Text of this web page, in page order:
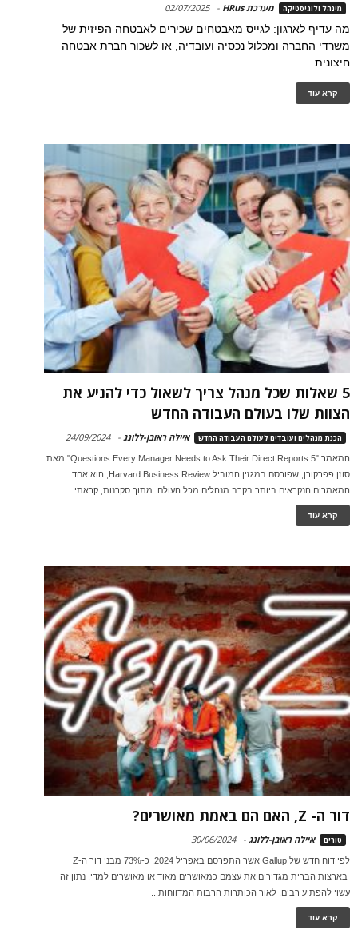
מינהל ולוגיסטיקה מערכת HRus -
02/07/2025
מה עדיף לארגון: לגייס מאבטחים שכירים לאבטחה הפיזית של
משרדי החברה ומכלול נכסיה ועובדיה, או לשכור חברת אבטחה
חיצונית
קרא עוד
5 שאלות שכל מנהל צריך לשאול כדי להניע את
הצוות שלו בעולם העבודה החדש
הכנת מנהלים ועובדים לעולם העבודה החדש איילה ראובן-ללונג -
24/09/2024
המאמר "5 Questions Every Manager Needs to Ask Their Direct Reports" מאת
סוזן פפרקורן, שפורסם במגזין המוביל Harvard Business Review, הוא אחד
המאמרים הנקראים ביותר בקרב מנהלים מכל העולם. מתוך סקרנות, קראתי...
קרא עוד
דור ה- Z, האם הם באמת מאושרים?
טורים איילה ראובן-ללונג -
30/06/2024
לפי דוח חדש של Gallup אשר התפרסם באפריל 2024, כ-73% מבני דור ה-Z
בארצות הברית מגדירים את עצמם כמאושרים מאוד או מאושרים למדי. נתון זה
עשוי להפתיע רבים, לאור הכותרות הרבות המדווחות...
קרא עוד